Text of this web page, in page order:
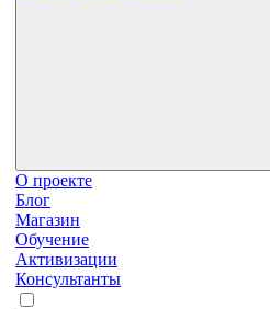
О проекте
Блог
Магазин
Обучение
Активизации
Консультанты